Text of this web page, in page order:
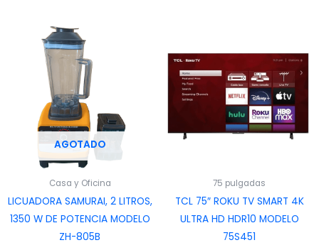
AGOTADO
Casa y Oficina
LICUADORA SAMURAI, 2 LITROS,
1350 W DE POTENCIA MODELO
ZH-805B
75 pulgadas
TCL 75″ ROKU TV SMART 4K
ULTRA HD HDR10 MODELO
75S451